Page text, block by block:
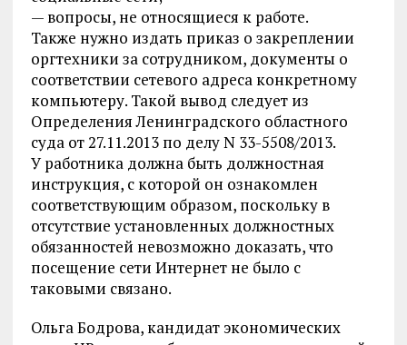
— вопросы, не относящиеся к работе.
Также нужно издать приказ о закреплении
оргтехники за сотрудником, документы о
соответствии сетевого адреса конкретному
компьютеру. Такой вывод следует из
Определения Ленинградского областного
суда от 27.11.2013 по делу N 33-5508/2013.
У работника должна быть должностная
инструкция, с которой он ознакомлен
соответствующим образом, поскольку в
отсутствие установленных должностных
обязанностей невозможно доказать, что
посещение сети Интернет не было с
таковыми связано.
Ольга Бодрова, кандидат экономических